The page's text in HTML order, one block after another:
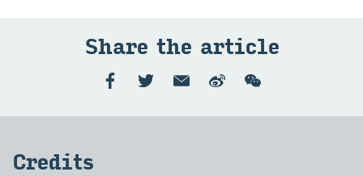
Share the art­icle
Cred­its